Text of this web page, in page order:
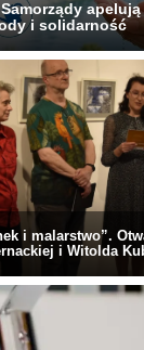
i solidarność
i malarstwo”.
i Witolda